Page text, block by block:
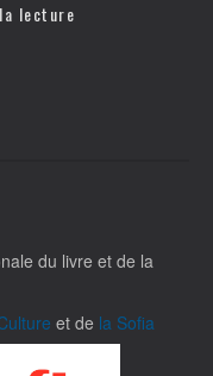
lecture
du livre et de la
et de la Sofia